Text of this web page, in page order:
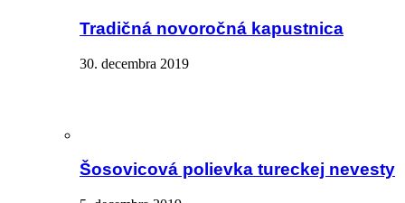
Tradičná novoročná kapustnica
30. decembra 2019
Šosovicová polievka tureckej nevesty